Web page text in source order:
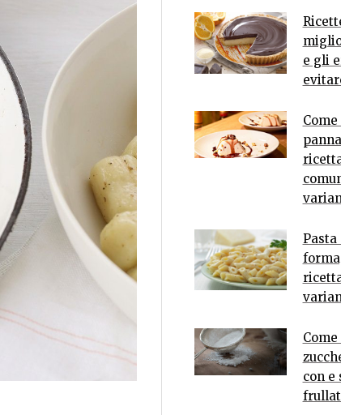
Ricette Piatti unici
Ricette Pesce
Video Ricette
Ricette per Ingrediente
e gli
Pasta
con e